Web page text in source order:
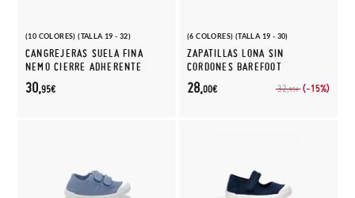
(10 COLORES) (TALLA 19 - 32)
CANGREJERAS SUELA FINA
NEMO CIERRE ADHERENTE
30,95€
(6 COLORES) (TALLA 19 - 30)
ZAPATILLAS LONA SIN
CORDONES BAREFOOT
32,95€ (-15%)
28,00€